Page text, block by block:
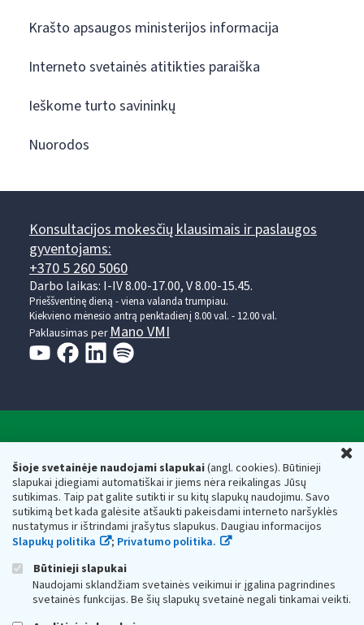
Šioje svetainėje naudojami slapukai(angl. cookies). Būtinieji
slapukai įdiegiami automatiškai ir jiems nėra reikalingas Jūsų
sutikimas. Taip pat galite sutikti ir su kitų slapukų naudojimu. Savo
sutikimą bet kada galėsite atšaukti pakeisdami interneto naršyklės
nustatymus ir ištrindami įrašytus slapukus. Daugiau informacijos
Slapukų politika
; Privatumo politika.
Būtinieji slapukai
Naudojami sklandžiam svetainės veikimui ir įgalina pagrindines
svetainės funkcijas. Be šių slapukų svetainė negali tinkamai veikti.
Krašto apsaugos ministerijos informacija
Interneto svetainės atitikties paraiška
Ieškome turto savininkų
Nuorodos
Konsultacijos mokesčių klausimais ir paslaugos
gyventojams:
+370 5 260 5060
Darbo laikas: I-IV 8.00-17.00, V 8.00-15.45.
Prieššventinę dieną - viena valanda trumpiau.
Kiekvieno mėnesio antrą penktadienį 8.00 val. - 12.00 val.
Paklausimas perMano VMI
Valstybinė mokesčių inspekcija prie Lietuvos
Respublikos finansų ministerijos
Biudžetinė įstaiga. Juridinio asmens kodas — 188659752,
adresas: Vasario 16-osios g. 14, 01107 Vilnius, Lietuva, el.paštas:
vmi@vmi.lt , E. pristatymo dėžutės adresas 188659752
Duomenys apie Valstybinę mokesčių inspekciją prie Lietuvos
Respublikos finansų ministerijos kaupiami ir saugomi Juridinių